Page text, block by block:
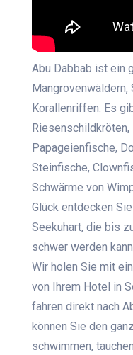
Abu Dabbab ist ein
Korallenriffen. Es
Papageienfische,
Steinfische,
Schwärme von
Glück entdecken
Seekuhart, die bis
schwer werden
Wir holen Sie mit
von Ihrem Hotel in
fahren direkt nach
können Sie den
schwimmen,